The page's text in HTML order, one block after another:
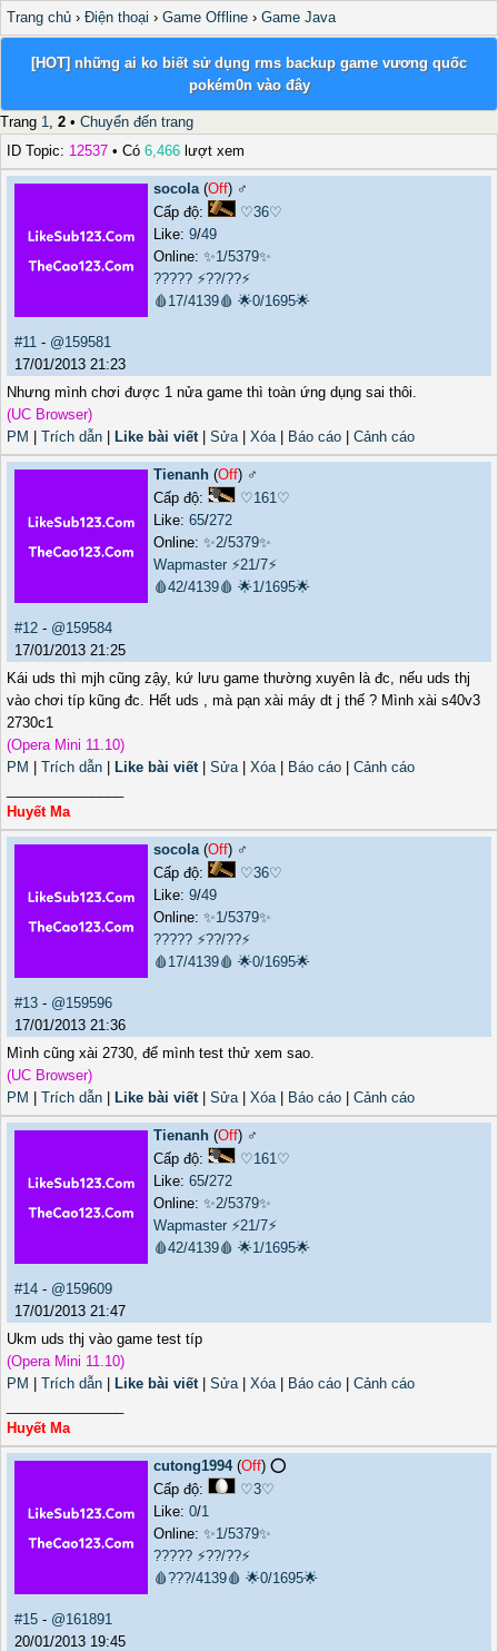
Trang chủ › Điện thoại › Game Offline › Game Java
[HOT] những ai ko biết sử dụng rms backup game vương quốc
pokém0n vào đây
Trang 1, 2 • Chuyển đến trang
ID Topic: 12537 • Có 6,466 lượt xem
socola(Off) ♂️
Cấp độ:
♡36♡
Like: 9/49
Online: ✨1/5379✨
????? ⚡??/??⚡
🩸17/4139🩸 🌟0/1695🌟
#11 - @159581
17/01/2013 21:23
Nhưng mình chơi được 1 nửa game thì toàn ứng dụng sai thôi.
(UC Browser)
PM
Trích dẫn Like bài viết| Sửa| Xóa| Báo cáo Cảnh cáo
Tienanh (Off) ♂️
Cấp độ:
♡161♡
Like: 65/272
Online: ✨2/5379✨
Wapmaster ⚡21/7⚡
🩸42/4139🩸 🌟1/1695🌟
#12 - @159584
17/01/2013 21:25
Kái uds thì mjh cũng zậy, kứ lưu game thường xuyên là đc, nếu uds thj
vào chơi típ kũng đc. Hết uds , mà pạn xài máy dt j thế ? Mình xài s40v3
2730c1
(Opera Mini 11.10)
PM
Trích dẫn Like bài viết| Sửa| Xóa| Báo cáo
Cảnh cáo
Huyết Ma
socola(Off) ♂️
Cấp độ:
♡36♡
Like: 9/49
Online: ✨1/5379✨
????? ⚡??/??⚡
🩸17/4139🩸 🌟0/1695🌟
#13 - @159596
17/01/2013 21:36
Mình cũng xài 2730, để mình test thử xem sao.
(UC Browser)
PM
Trích dẫn Like bài viết| Sửa| Xóa| Báo cáo Cảnh cáo
Tienanh (Off) ♂️
Cấp độ:
♡161♡
Like: 65/272
Online: ✨2/5379✨
Wapmaster ⚡21/7⚡
🩸42/4139🩸 🌟1/1695🌟
#14 - @159609
17/01/2013 21:47
Ukm uds thj vào game test típ
(Opera Mini 11.10)
PM
Trích dẫn Like bài viết| Sửa| Xóa| Báo cáo
Cảnh cáo
Huyết Ma
cutong1994(Off) ⭕️
Cấp độ:
♡3♡
Like: 0/1
Online: ✨1/5379✨
????? ⚡??/??⚡
🩸???/4139🩸 🌟0/1695🌟
#15 - @161891
20/01/2013 19:45